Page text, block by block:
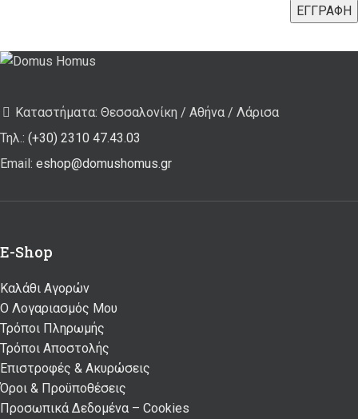
Καταστήματα: Θεσσαλονίκη / Αθήνα / Λάρισα
Τηλ.: (+30) 2310 47.43.03
Email: eshop@domushomus.gr
E-Shop
Καλάθι Αγορών
Ο Λογαριασμός Μου
Τρόποι Πληρωμής
Τρόποι Αποστολής
Επιστροφές & Ακυρώσεις
Όροι & Προϋποθέσεις
Προσωπικά Δεδομένα – Cookies